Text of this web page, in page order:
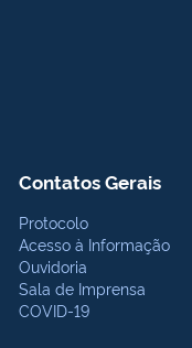
Contatos Gerais
Protocolo
Acesso à Informação
Ouvidoria
Sala de Imprensa
COVID-19